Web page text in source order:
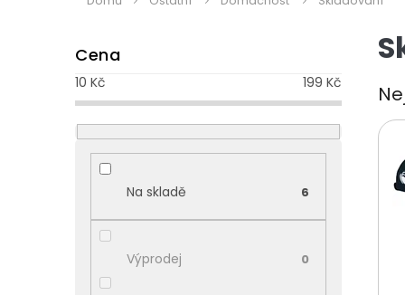
o
s
t
r
a
Cena
10 Kč 199 Kč
Na skladě 6
Výprodej 0